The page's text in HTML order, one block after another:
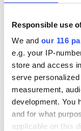
Responsible use
We and our 116
e.g. your IP-
store and access
serve
measurement,
development. You
and for what
applicable on this
Svagt upp för
En av Sveriges
av omsättningen men
räkenskapsåret 2025.
Affärerpr
2026-08-03, 07:25
Burson upp